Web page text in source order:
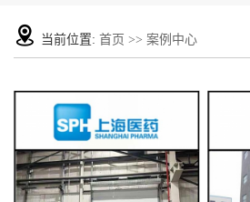
当前位置: 首页 >> 案例中心